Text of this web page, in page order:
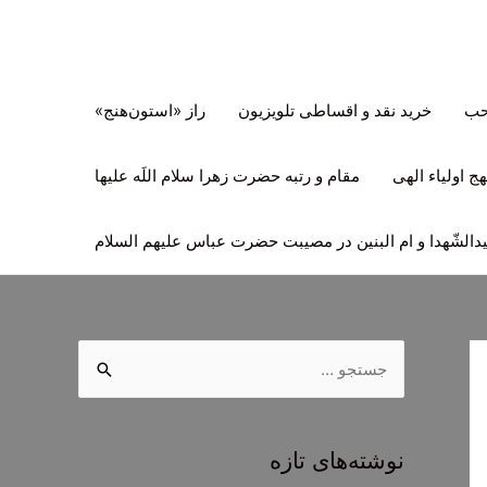
خرید نقد و اقساطی تلویزیون راز «استون‌هنج»
اولیاء الهی مقام و رتبه حضرت زهرا سلام اللَه علیها
و ام البنین در مصیبت حضرت عباس علیهم السلام
جنوشته‌های تازه